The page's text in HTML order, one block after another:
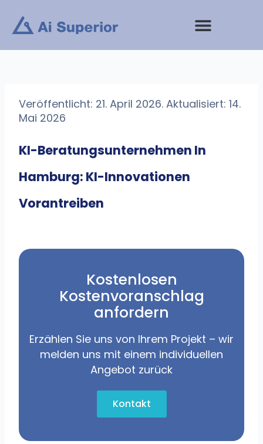
Inhalt
springen
Veröffentlicht: 21. April 2026. Aktualisiert: 14.
Mai 2026
KI-Beratungsunternehmen In
Hamburg: KI-Innovationen
Vorantreiben
Kostenlosen
Kostenvoranschlag
anfordern
Erzählen Sie uns von Ihrem Projekt – wir
melden uns mit einem individuellen
Angebot zurück
Kontakt